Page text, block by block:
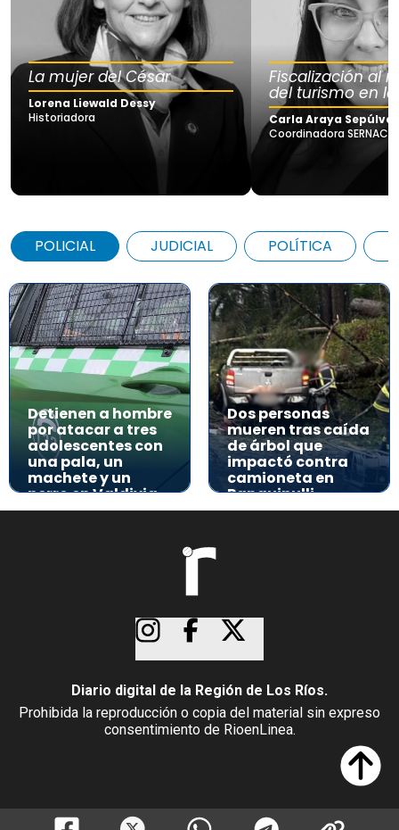
La mujer del César
Lorena Liewald Dessy
Historiadora
Fiscalización al
del turismo en
Carla Araya
Coordinadora SERNAC
POLICIAL JUDICIAL POLÍTICA
Detienen a hombre
por atacar a tres
adolescentes con
una pala, un
machete y un
perro en Valdivia
Dos personas
mueren tras caída
de árbol que
impactó contra
camioneta en
Panguipulli
Diario digital de la Región de Los Ríos.
Prohibida la reproducción o copia del material sin expreso
consentimiento de RioenLinea.